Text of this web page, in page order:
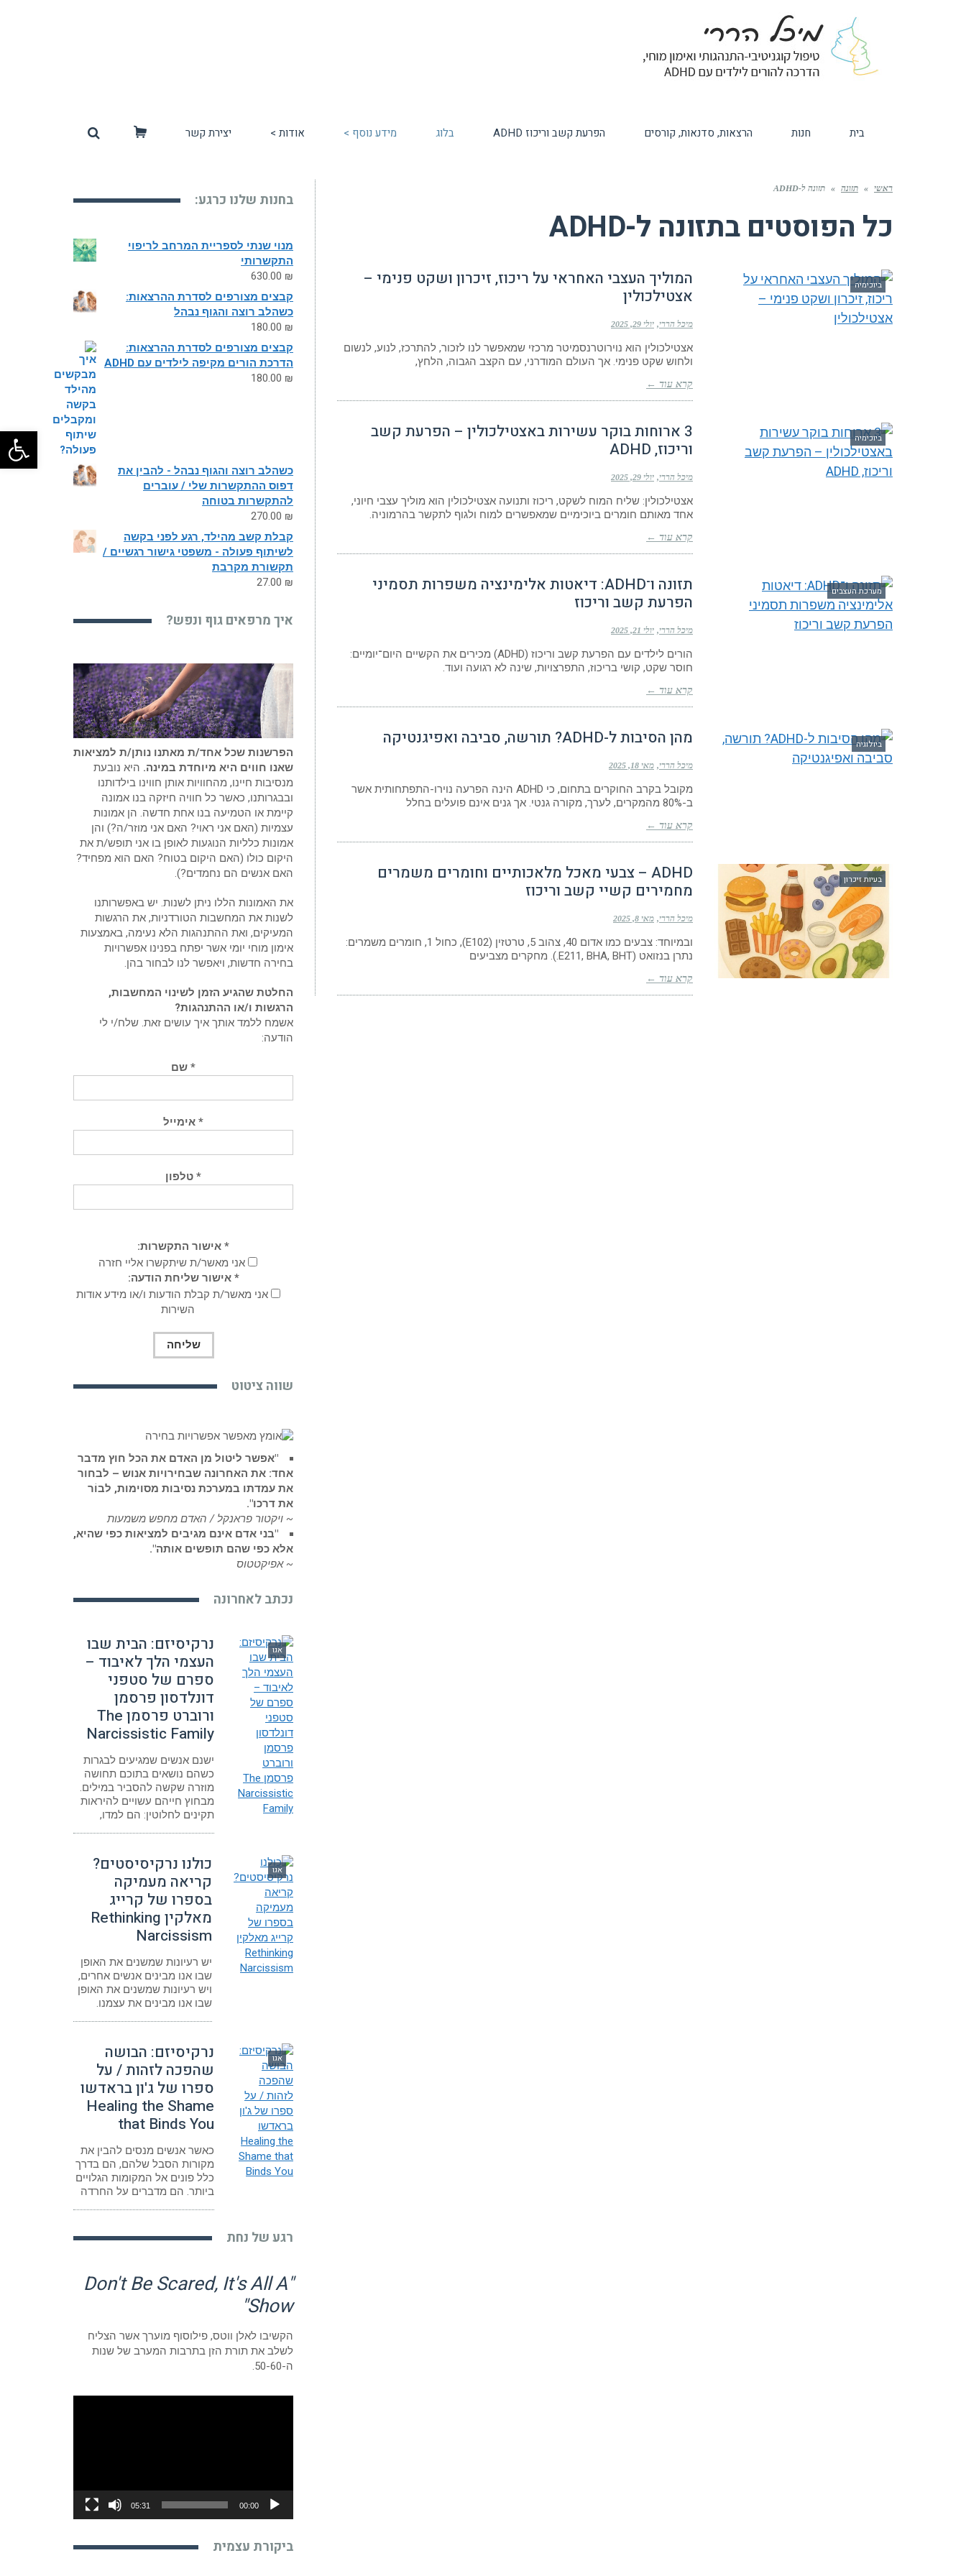
בית חנות הרצאות, סדנאות, קורסים הפרעת קשב וריכוז ADHD בלוג מידע נוסף > אודות > יצירת קשר
ראשי » תזונה » תזונה ל-ADHD
כל הפוסטים בתזונה ל-ADHD
ביוכימיה
המוליך העצבי האחראי על ריכוז, זיכרון ושקט פנימי –
אצטילכולין
מיכל הררי יולי 29, 2025
אצטילכולין הוא נוירוטרנסמיטר מרכזי שמאפשר לנו לזכור, להתרכז, לנוע, לנשום
ולחוש שקט פנימי. אך העולם המודרני, עם הקצב הגבוה, הלחץ,
קרא עוד ←
ביוכימיה
3 ארוחות בוקר עשירות באצטילכולין – הפרעת קשב
וריכוז, ADHD
מיכל הררי יולי 29, 2025
אצטילכולין: שליח המוח לשקט, ריכוז ותנועה אצטילכולין הוא מוליך עצבי חיוני,
אחד מאותם חומרים ביוכימיים שמאפשרים למוח ולגוף לתקשר בהרמוניה.
קרא עוד ←
מערכת העצבים
תזונה ו־ADHD: דיאטות אלימינציה משפרות תסמיני
הפרעת קשב וריכוז
מיכל הררי יולי 21, 2025
הורים לילדים עם הפרעת קשב וריכוז (ADHD) מכירים את הקשיים היום־יומיים:
חוסר שקט, קושי בריכוז, התפרצויות, שינה לא רגועה ועוד.
קרא עוד ←
ביולוגיה מהן הסיבות ל-ADHD? תורשה, סביבה ואפיגנטיקה
מיכל הררי מאי 18, 2025
מקובל בקרב החוקרים בתחום, כי ADHD הינה הפרעה נוירו-התפתחותית אשר
ב-80% מהמקרים, לערך, מקורה גנטי. אך גנים אינם פועלים בחלל
קרא עוד ←
בעיות זיכרון
ADHD – צבעי מאכל מלאכותיים וחומרים משמרים
מחמירים קשיי קשב וריכוז
מיכל הררי מאי 8, 2025
ובמיוחד: צבעים כמו אדום 40, צהוב 5, טרטזין (E102), כחול 1, חומרים משמרים:
נתרן בנזואט (E211, BHA, BHT.). מחקרים מצביעים
קרא עוד ←
בחנות שלנו כרגע:
מנוי שנתי לספריית המרחב לריפוי
התקשרותי
630.00 ₪
קבצים מצורפים לסדרת ההרצאות:
כשהלב רוצה והגוף נבהל
180.00 ₪
קבצים מצורפים לסדרת ההרצאות:
הדרכת הורים מקיפה לילדים עם ADHD
180.00 ₪
כשהלב רוצה והגוף נבהל - להבין את
דפוס ההתקשרות שלי / עוברים
להתקשרות בטוחה
270.00 ₪
קבלת קשב מהילד, רגע לפני בקשה
לשיתוף פעולה - משפטי גישור רגשיים /
תקשורת מקרבת
27.00 ₪
איך מרפאים גוף ונפש?
הפרשנות שכל אחד/ת מאתנו נותן/ת למציאות
שאנו חווים היא מיוחדת במינה. היא נובעת
מנסיבות חיינו, מהחוויות אותן חווינו בילדותנו
ובבגרותנו, כאשר כל חוויה חיזקה בנו אמונה
קיימת או הטמיעה בנו אחת חדשה. הן אמונות
עצמיות (האם אני ראוי? האם אני מוזר/ה?) והן
אמונות כלליות הנוגעות לאופן בו אני תופש/ת את
היקום כולו (האם היקום בטוח? האם הוא מפחיד?
האם אנשים הם נחמדים?).
את האמונות הללו ניתן לשנות. יש באפשרותנו
לשנות את המחשבות הטורדניות, את הרגשות
המעיקים, ואת ההתנהגות הלא נעימה, באמצעות
אימון מוחי יומי אשר יפתח בפנינו אפשרויות
בחירה חדשות, ויאפשר לנו לבחור בהן.
החלטת שהגיע הזמן לשינוי המחשבות,
הרגשות ו/או ההתנהגות?
אשמח ללמד אותך איך עושים זאת. שלח/י לי
הודעה:
* שם
* אימייל
* טלפון
* אישור התקשרות:
אני מאשר/ת שיתקשרו אליי חזרה
* אישור שליחת הודעה:
אני מאשר/ת קבלת הודעות ו/או מידע אודות
השירות
שווה ציטוט
"אפשר ליטול מן האדם את הכל חוץ מדבר
אחד: את האחרונה שבחירויות אנוש – לבחור
את עמדתו במערכת נסיבות מסוימות, לבוֹר
את דרכו".
~ ויקטור פראנקל / האדם מחפש משמעות
"בני אדם אינם מגיבים למציאות כפי שהיא,
אלא כפי שהם תופשים אותה".
~ אפיקטטוס
נכתב לאחרונה
אגו
נרקיסיזם: הבית שבו
העצמי הלך לאיבוד –
ספרם של סטפני
דונלדסון פרסמן
ורוברט פרסמן The
Narcissistic Family
ישנם אנשים שמגיעים לבגרות
כשהם נושאים בתוכם תחושה
מוזרה שקשה להסביר במילים.
מבחוץ חייהם עשויים להיראות
תקינים לחלוטין: הם למדו,
אגו
כולנו נרקיסיסטים?
קריאה מעמיקה
בספרו של קרייג
מאלקין Rethinking
Narcissism
יש רעיונות שמשנים את האופן
שבו אנו מבינים אנשים אחרים,
ויש רעיונות שמשנים את האופן
שבו אנו מבינים את עצמנו.
אגו
נרקיסיזם: הבושה
שהפכה לזהות / על
ספרו של ג'ון בראדשו
Healing the Shame
that Binds You
כאשר אנשים מנסים להבין את
מקורות הסבל שלהם, הם בדרך
כלל פונים אל המקומות הגלויים
ביותר. הם מדברים על החרדה
רגע של נחת
"Don't Be Scared, It's All A
Show"
הקשיבו לאלן ווטס, פילוסוף מוערך אשר הצליח
לשלב את תורת הזן בתרבות המערב של שנות
ה-50-60.
00:00
05:31
ביקורת עצמית